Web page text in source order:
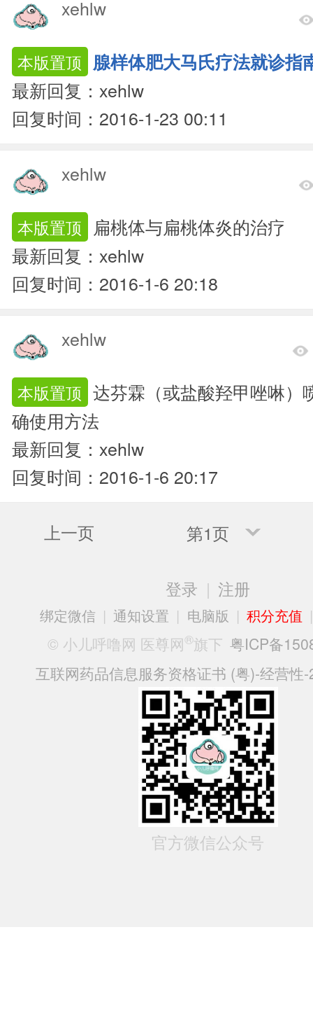
xehlw
本版置顶 腺样体肥大马氏疗法就诊指
最新回复：xehlw
回复时间：2016-1-23 00:11
xehlw
本版置顶
扁桃体与扁桃体炎的治疗
最新回复：xehlw
回复时间：2016-1-6 20:18
xehlw
本版置顶 达芬霖（或盐酸羟甲唑啉）
确使用方法
最新回复：xehlw
回复时间：2016-1-6 20:17
上一页 第1页
登录 | 注册
绑定微信 | 通知设置 | 电脑版 | 积分充值
© 小儿呼噜网 医尊网®旗下 粤ICP备
互联网药品信息服务资格证书 (粤)-经营性
官方微信公众号